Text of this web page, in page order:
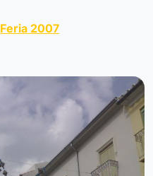
Feria 2007